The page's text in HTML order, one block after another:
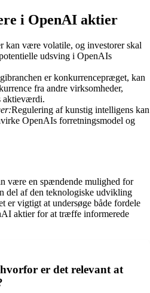
i OpenAI aktier
kan være volatile, og investorer skal
udsving i OpenAIs
er konkurrencepræget, kan
fra andre virksomheder,
aktieværdi.
Regulering af kunstig intelligens kan
OpenAIs forretningsmodel og
være en spændende mulighed for
del af den teknologiske udvikling
er vigtigt at undersøge både fordele
aktier for at træffe informerede
er det relevant at